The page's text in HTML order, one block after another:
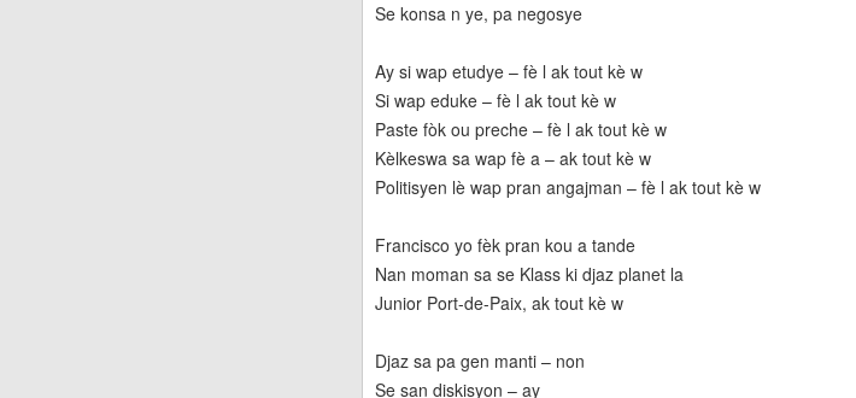
Se konsa n ye, pa negosye
Ay si wap etudye – fè l ak tout kè w
Si wap eduke – fè l ak tout kè w
Paste fòk ou preche – fè l ak tout kè w
Kèlkeswa sa wap fè a – ak tout kè w
Politisyen lè wap pran angajman – fè l ak tout kè w
Francisco yo fèk pran kou a tande
Nan moman sa se Klass ki djaz planet la
Junior Port-de-Paix, ak tout kè w
Djaz sa pa gen manti – non
Se san diskisyon – ay